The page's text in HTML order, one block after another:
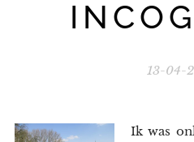
13-04-
Ik was